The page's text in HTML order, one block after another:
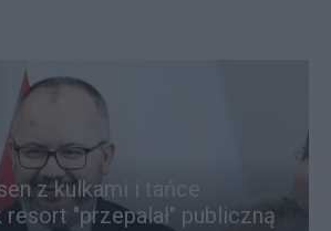
z kulkami i tańce
resort "przepalał" publiczną